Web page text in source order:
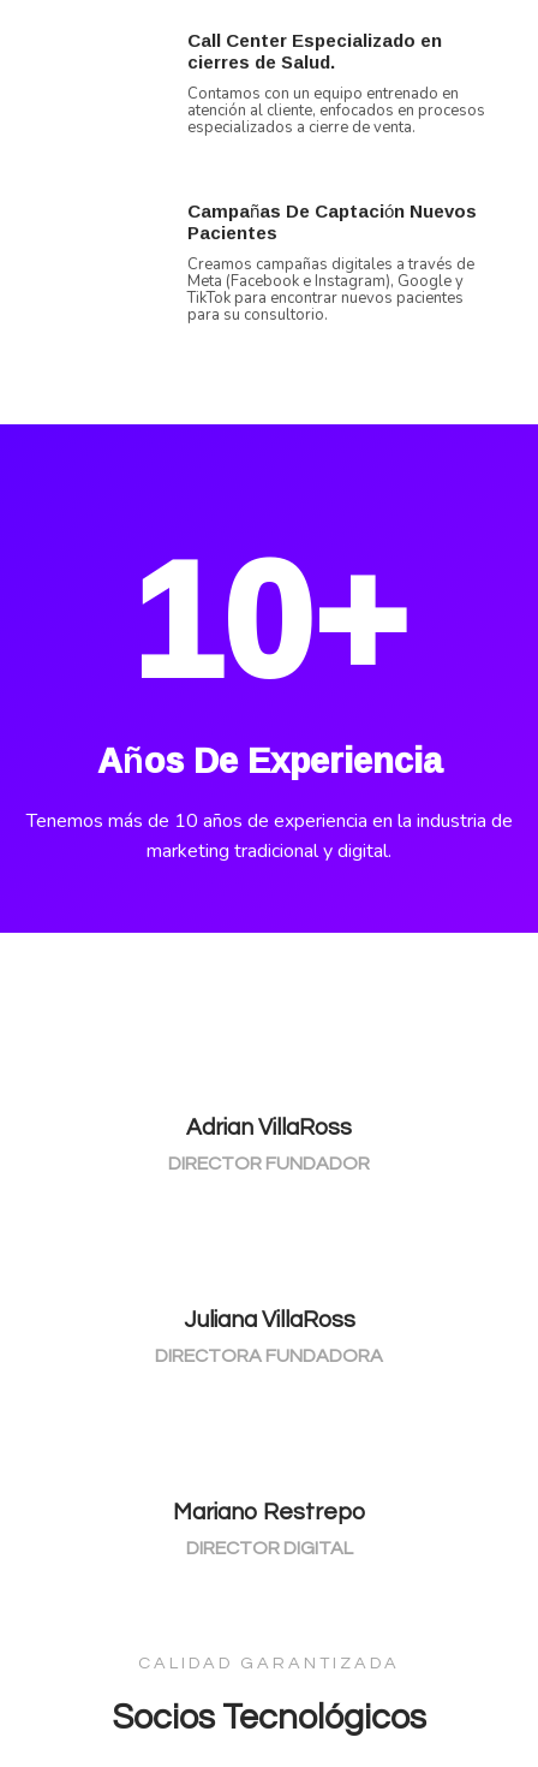
Call Center Especializado en
cierres de Salud.
Contamos con un equipo entrenado en
atención al cliente, enfocados en procesos
especializados a cierre de venta.
Campañas De Captación Nuevos
Pacientes
Creamos campañas digitales a través de
Meta (Facebook e Instagram), Google y
TikTok para encontrar nuevos pacientes
para su consultorio.
10+
Años De Experiencia
Tenemos más de 10 años de experiencia en la industria de
marketing tradicional y digital.
Adrian VillaRoss
DIRECTOR FUNDADOR
Juliana VillaRoss
DIRECTORA FUNDADORA
Mariano Restrepo
DIRECTOR DIGITAL
CALIDAD GARANTIZADA
Socios Tecnológicos